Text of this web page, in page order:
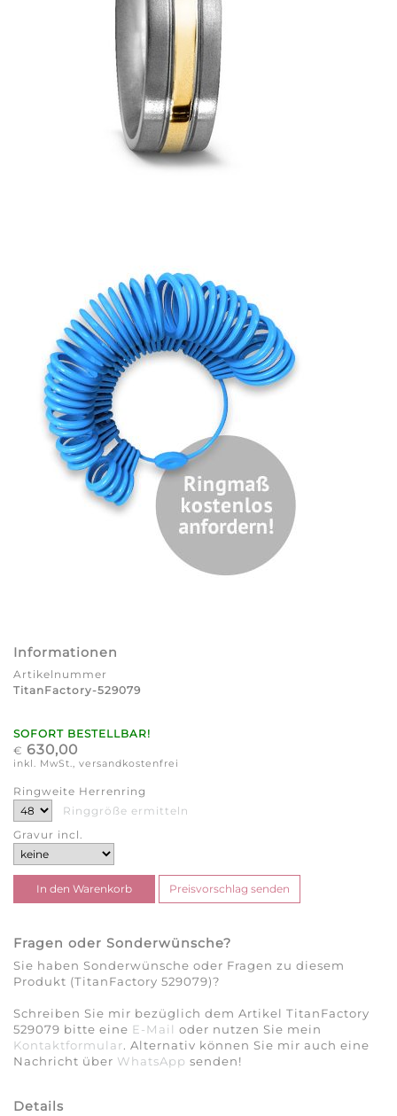
Informationen
Artikelnummer
TitanFactory-529079
SOFORT BESTELLBAR!
€ 630,00
inkl. MwSt., versandkostenfrei
Ringweite Herrenring
Ringgröße ermitteln
Gravur incl.
Fragen oder Sonderwünsche?
Sie haben Sonderwünsche oder Fragen zu diesem
Produkt (TitanFactory 529079)?
Schreiben Sie mir bezüglich dem Artikel TitanFactory
529079 bitte eine E-Mail oder nutzen Sie mein
Kontaktformular. Alternativ können Sie mir auch eine
Nachricht über WhatsApp senden!
Details